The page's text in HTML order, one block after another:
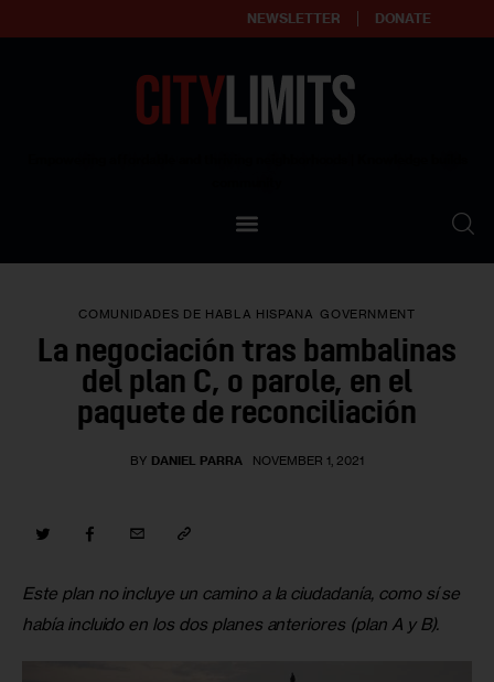
NEWSLETTER DONATE
Our Standards
Contact Us
COMUNIDADES DE HABLA HISPANA GOVERNMENT
La negociación tras bambalinas
del plan C, o parole, en el
paquete de reconciliación
BY DANIEL PARRA NOVEMBER 1, 2021
Este plan no incluye un camino a la ciudadanía, como sí se
había incluido en los dos planes anteriores (plan A y B).